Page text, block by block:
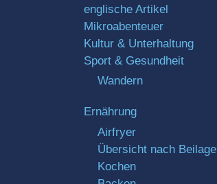
englische Artikel
Mikroabenteuer
Kultur & Unterhaltung
Sport & Gesundheit
Wandern
Ernährung
Airfryer
Übersicht nach Beilage
Kochen